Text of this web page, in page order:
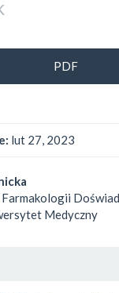
PDF
lut 27, 2023
Farmakologii
Medyczny